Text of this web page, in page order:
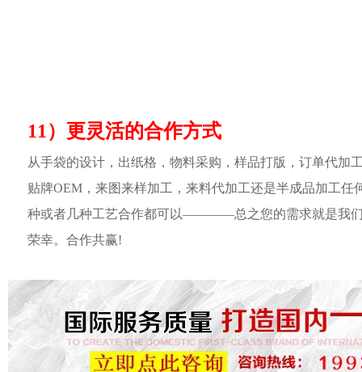
11）更灵活的合作方式
从手袋的设计，出纸格，物料采购，样品打版，订单代加
贴牌OEM，来图来样加工，来料代加工还是半成品加工任
种或者几种工艺合作都可以————总之您的需求就是我
荣幸。合作共赢!